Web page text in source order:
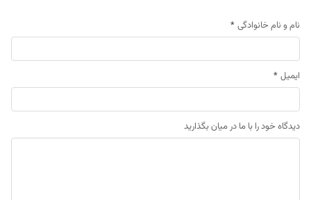
نام و نام خانوادگی *
ایمیل *
دیدگاه خود را با ما در میان بگذارید